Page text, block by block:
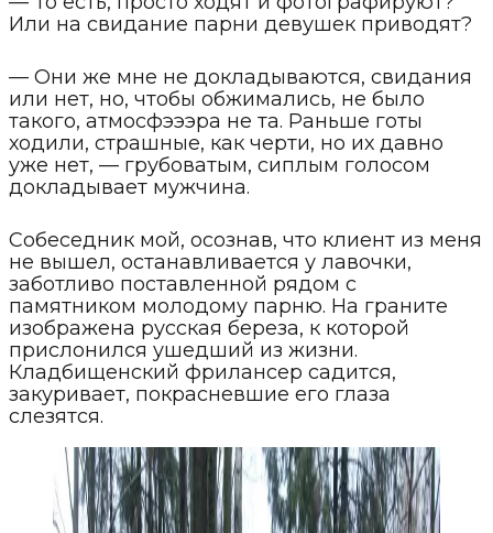
Или на свидание парни девушек приводят?
— Они же мне не докладываются, свидания
или нет, но, чтобы обжимались, не было
такого, атмосфэээра не та. Раньше готы
ходили, страшные, как черти, но их давно
уже нет, — грубоватым, сиплым голосом
докладывает мужчина.
Собеседник мой, осознав, что клиент из меня
не вышел, останавливается у лавочки,
заботливо поставленной рядом с
памятником молодому парню. На граните
изображена русская береза, к которой
прислонился ушедший из жизни.
Кладбищенский фрилансер садится,
закуривает, покрасневшие его глаза
слезятся.